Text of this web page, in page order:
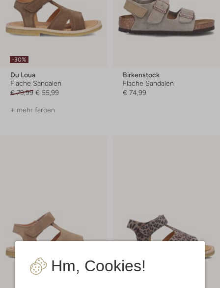
Hm, Cookies!
-30%
Du Loua
Flache Sandalen
€ 79,99 € 55,99
+ mehr farben
Birkenstock
Flache Sandalen
€ 74,99